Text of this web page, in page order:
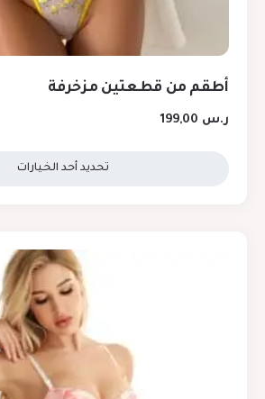
أطقم من قطعتين مزخرفة
ر.س
تحديد أحد الخيارات